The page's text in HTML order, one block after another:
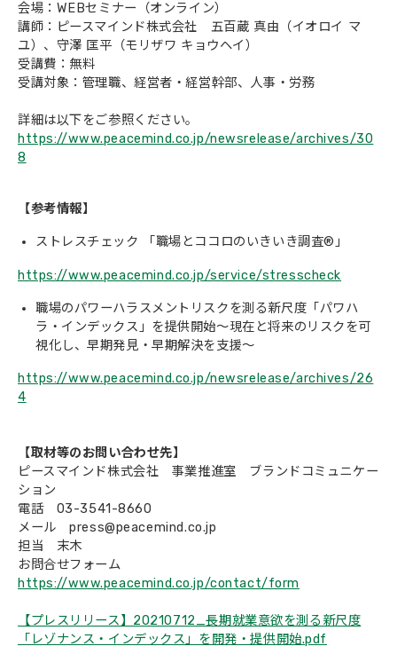
会場：WEBセミナー（オンライン）
講師：ピースマインド株式会社 五百蔵 真由（イオロイ マ
ユ）、守澤 匡平（モリザワ キョウヘイ）
受講費：無料
受講対象：管理職、経営者・経営幹部、人事・労務
詳細は以下をご参照ください。
https://www.peacemind.co.jp/newsrelease/archives/30
8
【参考情報】
ストレスチェック 「職場とココロのいきいき調査®」
https://www.peacemind.co.jp/service/stresscheck
職場のパワーハラスメントリスクを測る新尺度「パワハ
ラ・インデックス」を提供開始～現在と将来のリスクを可
視化し、早期発見・早期解決を支援～
https://www.peacemind.co.jp/newsrelease/archives/26
4
【取材等のお問い合わせ先】
ピースマインド株式会社 事業推進室 ブランドコミュニケー
ション
電話 03-3541-8660
メール press@peacemind.co.jp
担当 末木
お問合せフォーム
https://www.peacemind.co.jp/contact/form
【プレスリリース】20210712_長期就業意欲を測る新尺度
「レゾナンス・インデックス」を開発・提供開始.pdf